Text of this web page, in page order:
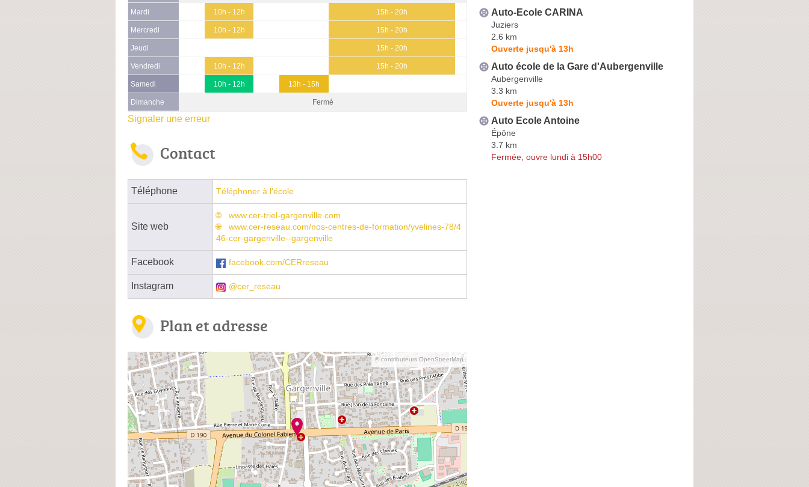
Mardi 10h - 12h 15h - 20h
Mercredi 10h - 12h 15h - 20h
Jeudi 15h - 20h
Vendredi 10h - 12h 15h - 20h
Samedi 10h - 12h 13h - 15h
Dimanche Fermé
Signaler une erreur
Contact
Téléphone Téléphoner à l'école
Site web
www.cer-triel-gargenville.com
www.cer-reseau.com/nos-centres-de-formation/yvelines-78/4
46-cer-gargenville--gargenville
Facebook facebook.com/CERreseau
Instagram @cer_reseau
Plan et adresse
© contributeurs OpenStreetMap
Auto-Ecole CARINA
Juziers
2.6 km
Ouverte jusqu'à 13h
Auto école de la Gare d'Aubergenville
Aubergenville
3.3 km
Ouverte jusqu'à 13h
Auto Ecole Antoine
Épône
3.7 km
Fermée, ouvre lundi à 15h00